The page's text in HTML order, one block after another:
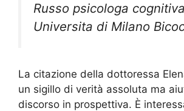
Russo psicologa cognitiva
Universita di Milano
La citazione della dottoressa
un sigillo di verità assoluta ma
discorso in prospettiva. È